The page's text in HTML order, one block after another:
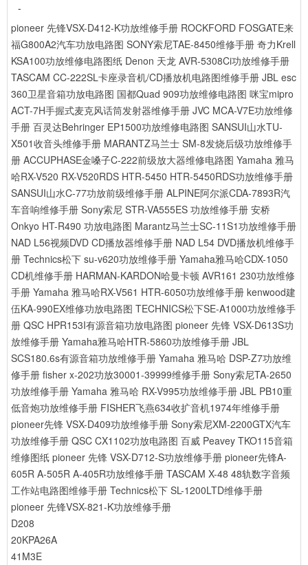
-
pioneer 先锋VSX-D412-K功放维修手册 ROCKFORD FOSGATE来
福G800A2汽车功放电路图 SONY索尼TAE-8450维修手册 奇力Krell
KSA100功放维修电路图纸 Denon 天龙 AVR-5308Ci功放维修手册
TASCAM CC-222SL卡座录音机/CD播放机电路图维修手册 JBL esc
360卫星音箱功放电路图 国都Quad 909功放维修电路图 咪宝mipro
ACT-7H手握式麦克风话筒发射器维修手册 JVC MCA-V7E功放维修
手册 百灵达Behringer EP1500功放维修电路图 SANSUI山水TU-
X501收音头维修手册 MARANTZ马兰士 SM-8发烧后级功放维修手
册 ACCUPHASE金嗓子C-222前级放大器维修电路图 Yamaha 雅马
哈RX-V520 RX-V520RDS HTR-5450 HTR-5450RDS功放维修手册
SANSUI山水C-77功放前级维修手册 ALPINE阿尔派CDA-7893R汽
车音响维修手册 Sony索尼 STR-VA555ES 功放维修手册 安桥
Onkyo HT-R490 功放电路图 Marantz马兰士SC-11S1功放维修手册
NAD L56视频DVD CD播放器维修手册 NAD L54 DVD播放机维修手
册 Technics松下 su-v620功放维修手册 Yamaha雅马哈CDX-1050
CD机维修手册 HARMAN-KARDON哈曼卡顿 AVR161 230功放维修
手册 Yamaha 雅马哈RX-V561 HTR-6050功放维修手册 kenwood建
伍KA-990EX维修功放电路图 TECHNICS松下SE-A1000功放维修手
册 QSC HPR153I有源音箱功放电路图 pioneer 先锋 VSX-D613S功
放维修手册 Yamaha雅马哈HTR-5860功放维修手册 JBL
SCS180.6s有源音箱功放维修手册 Yamaha 雅马哈 DSP-Z7功放维
修手册 fisher x-202功放30001-39999维修手册 Sony索尼TA-2650
功放维修手册 Yamaha 雅马哈 RX-V995功放维修手册 JBL PB10重
低音炮功放维修手册 FISHER飞燕634收扩音机1974年维修手册
pioneer先锋 VSX-D409功放维修手册 Sony索尼XM-2200GTX汽车
功放维修手册 QSC CX1102功放电路图 百威 Peavey TKO115音箱
维修图纸 pioneer 先锋 VSX-D712-S功放维修手册 pioneer先锋A-
605R A-505R A-405R功放维修手册 TASCAM X-48 48轨数字音频
工作站电路图维修手册 Technics松下 SL-1200LTD维修手册
pioneer 先锋VSX-821-K功放维修手册
D208
20KPA26A
41M3E